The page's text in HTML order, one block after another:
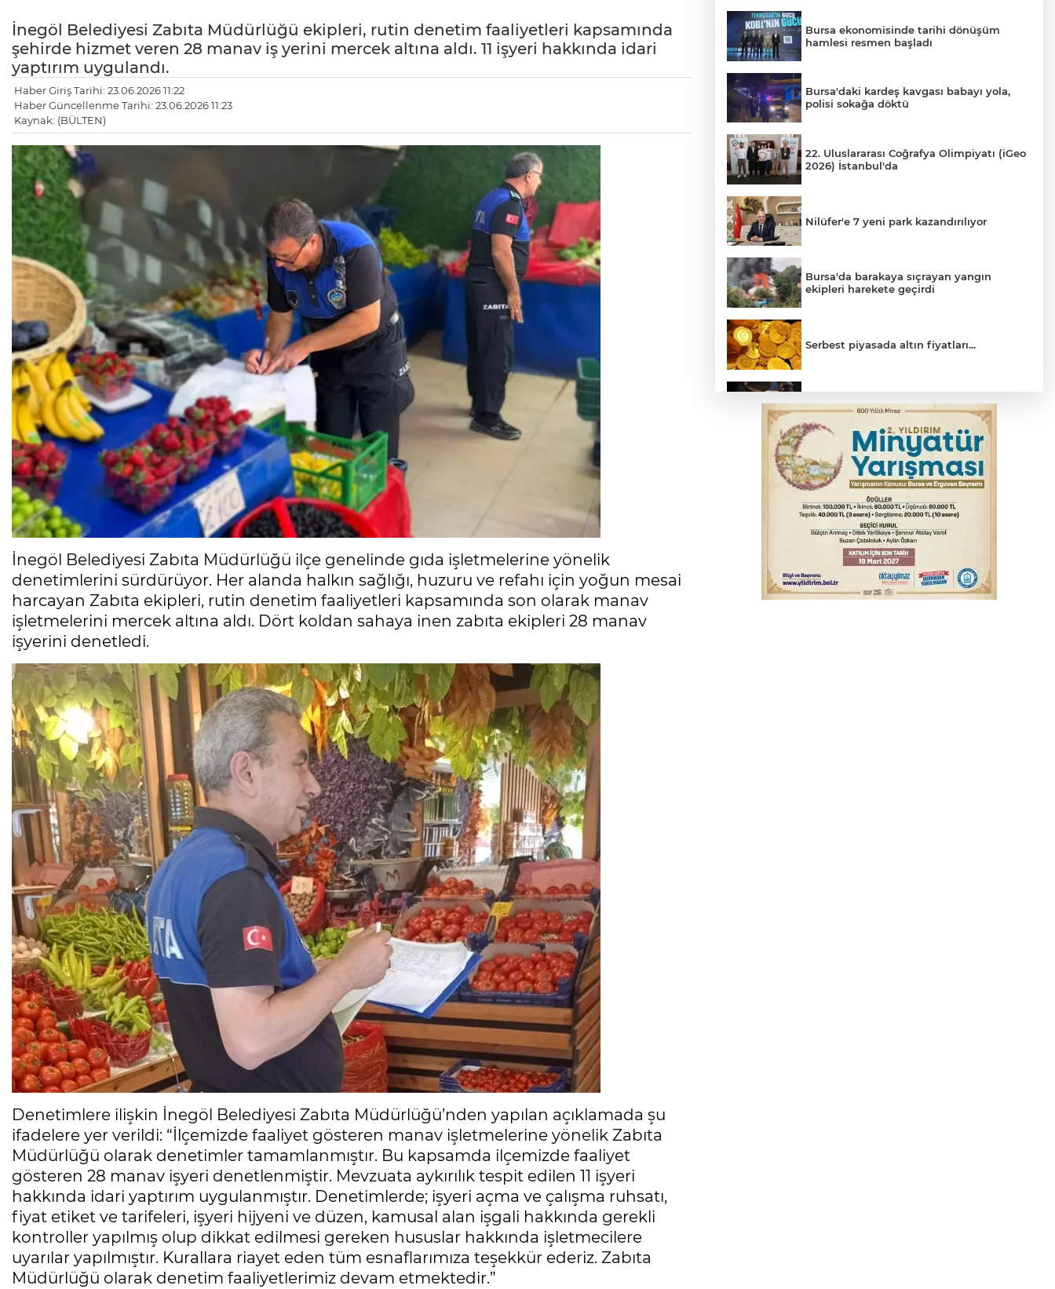
İnegöl Belediyesi Zabıta Müdürlüğü ekipleri, rutin denetim faaliyetleri kapsamında
şehirde hizmet veren 28 manav iş yerini mercek altına aldı. 11 işyeri hakkında idari
yaptırım uygulandı.
Haber Giriş Tarihi: 23.06.2026 11:22
Haber Güncellenme Tarihi: 23.06.2026 11:23
Kaynak: (BÜLTEN)
İnegöl Belediyesi Zabıta Müdürlüğü ilçe genelinde gıda işletmelerine yönelik
denetimlerini sürdürüyor. Her alanda halkın sağlığı, huzuru ve refahı için yoğun mesai
harcayan Zabıta ekipleri, rutin denetim faaliyetleri kapsamında son olarak manav
işletmelerini mercek altına aldı. Dört koldan sahaya inen zabıta ekipleri 28 manav
işyerini denetledi.
Denetimlere ilişkin İnegöl Belediyesi Zabıta Müdürlüğü’nden yapılan açıklamada şu
ifadelere yer verildi: “İlçemizde faaliyet gösteren manav işletmelerine yönelik Zabıta
Müdürlüğü olarak denetimler tamamlanmıştır. Bu kapsamda ilçemizde faaliyet
gösteren 28 manav işyeri denetlenmiştir. Mevzuata aykırılık tespit edilen 11 işyeri
hakkında idari yaptırım uygulanmıştır. Denetimlerde; işyeri açma ve çalışma ruhsatı,
fiyat etiket ve tarifeleri, işyeri hijyeni ve düzen, kamusal alan işgali hakkında gerekli
kontroller yapılmış olup dikkat edilmesi gereken hususlar hakkında işletmecilere
uyarılar yapılmıştır. Kurallara riayet eden tüm esnaflarımıza teşekkür ederiz. Zabıta
Müdürlüğü olarak denetim faaliyetlerimiz devam etmektedir.”
Bursa ekonomisinde tarihi dönüşüm
hamlesi resmen başladı
Bursa'daki kardeş kavgası babayı yola,
polisi sokağa döktü
22. Uluslararası Coğrafya Olimpiyatı (iGeo
2026) İstanbul'da
Nilüfer'e 7 yeni park kazandırılıyor
Bursa'da barakaya sıçrayan yangın
ekipleri harekete geçirdi
Serbest piyasada altın fiyatları...
Yargıtay’dan primle çalışanlara müjde
Bursa’da bugün hava nasıl olacak?
Osmangazi’de iş arayanlara destek
TOFAŞ Basketbol'da sağlık kontrolleri
başladı